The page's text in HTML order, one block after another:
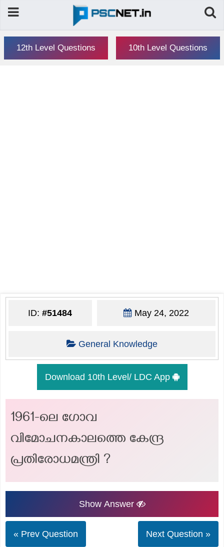
12th Level Questions 10th Level Questions
ID:#51484 May 24, 2022
General Knowledge
Download 10th Level/ LDC App
1961-ലെ ഗോവ
വിമോചനകാലത്തെ കേന്ദ്ര
പ്രതിരോധമന്ത്രി ?
Show Answer
« Prev Question Next Question »